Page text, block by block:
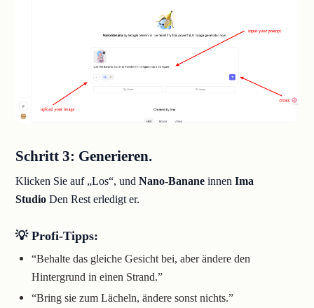
Schritt 3: Generieren.
Klicken Sie auf „Los“, undNano-Banane innenIma
Studio Den Rest erledigt er.
💡 Profi-Tipps:
“Behalte das gleiche Gesicht bei, aber ändere den
Hintergrund in einen Strand.”
“Bring sie zum Lächeln, ändere sonst nichts.”